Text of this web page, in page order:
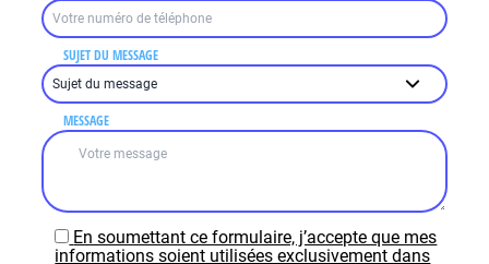
SUJET DU MESSAGE
MESSAGE
En soumettant ce formulaire, j’accepte que mes
informations soient utilisées exclusivement dans